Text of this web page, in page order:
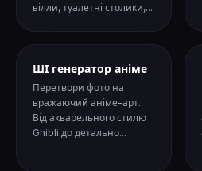
вілли, туалетні столики,...
ШІ генератор аніме
Перетвори фото на
вражаючий аніме-арт.
Від акварельного стилю
Ghibli до детально...